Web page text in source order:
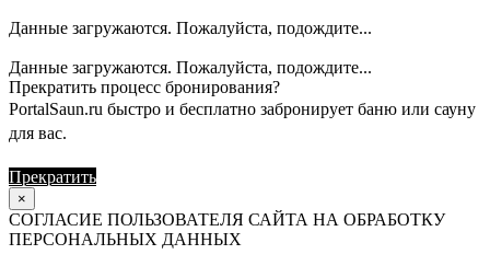
Данные загружаются. Пожалуйста, подождите...
Данные загружаются. Пожалуйста, подождите...
Прекратить процесс бронирования?
PortalSaun.ru быстро и бесплатно забронирует баню или сауну
для вас.
Прекратить
×
СОГЛАСИЕ ПОЛЬЗОВАТЕЛЯ САЙТА НА ОБРАБОТКУ
ПЕРСОНАЛЬНЫХ ДАННЫХ